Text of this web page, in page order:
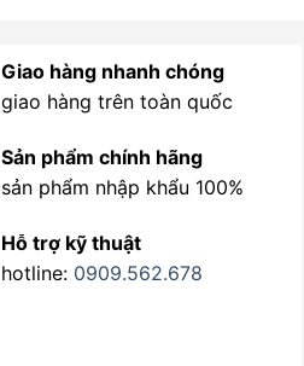
Giao hàng nhanh chóng
giao hàng trên toàn quốc
Sản phẩm chính hãng
sản phẩm nhập khẩu 100%
Hỗ trợ kỹ thuật
hotline: 0909.562.678